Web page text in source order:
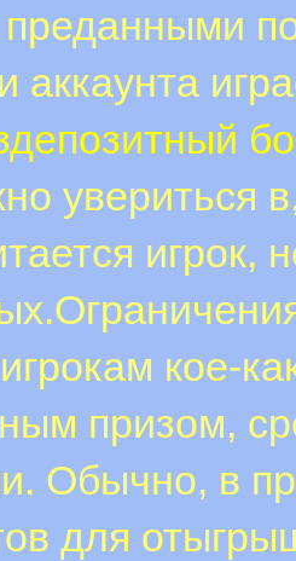
преданными
аккаунта
увериться
игрок,
кое-
призом,
Обычно, в
для